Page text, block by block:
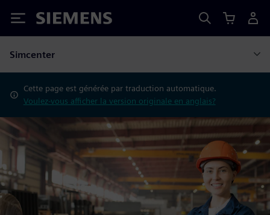
Siemens
Simcenter
Cette page est générée par traduction automatique.
Voulez-vous afficher la version originale en anglais?